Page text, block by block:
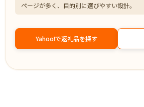
ページが多く、目的別に選びやすい設計。
Yahoo!で返礼品を探す